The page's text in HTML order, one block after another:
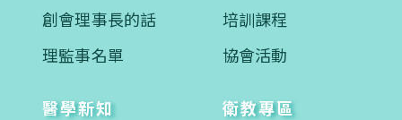
創會理事長的話
理監事名單
培訓課程
協會活動
醫學新知
衛教專區